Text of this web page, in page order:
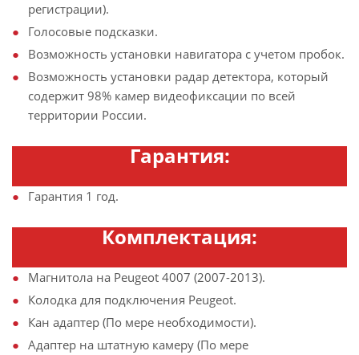
регистрации).
Голосовые подсказки.
Возможность установки навигатора с учетом пробок.
Возможность установки радар детектора, который
содержит 98% камер видеофиксации по всей
территории России.
Гарантия:
Гарантия 1 год.
Комплектация:
Магнитола на Peugeot 4007 (2007-2013).
Колодка для подключения Peugeot.
Кан адаптер (По мере необходимости).
Адаптер на штатную камеру (По мере